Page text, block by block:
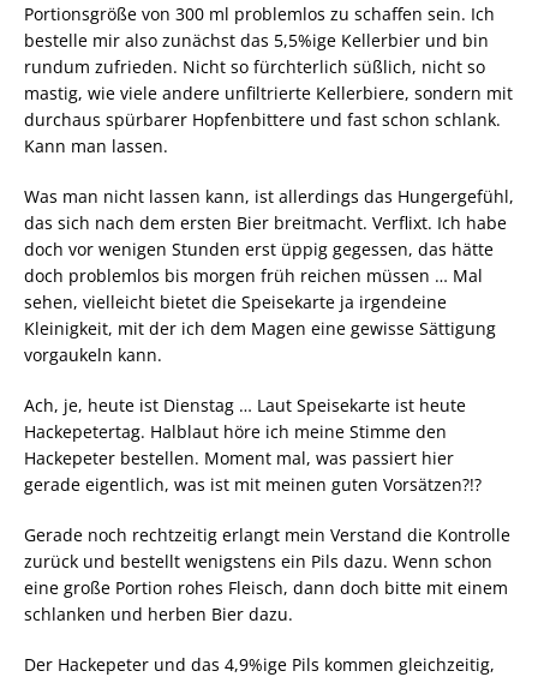
Portionsgröße von 300 ml problemlos zu schaffen sein. Ich
bestelle mir also zunächst das 5,5%ige Kellerbier und bin
rundum zufrieden. Nicht so fürchterlich süßlich, nicht so
mastig, wie viele andere unfiltrierte Kellerbiere, sondern mit
durchaus spürbarer Hopfenbittere und fast schon schlank.
Kann man lassen.
Was man nicht lassen kann, ist allerdings das Hungergefühl,
das sich nach dem ersten Bier breitmacht. Verflixt. Ich habe
doch vor wenigen Stunden erst üppig gegessen, das hätte
doch problemlos bis morgen früh reichen müssen … Mal
sehen, vielleicht bietet die Speisekarte ja irgendeine
Kleinigkeit, mit der ich dem Magen eine gewisse Sättigung
vorgaukeln kann.
Ach, je, heute ist Dienstag … Laut Speisekarte ist heute
Hackepetertag. Halblaut höre ich meine Stimme den
Hackepeter bestellen. Moment mal, was passiert hier
gerade eigentlich, was ist mit meinen guten Vorsätzen?!?
Gerade noch rechtzeitig erlangt mein Verstand die Kontrolle
zurück und bestellt wenigstens ein Pils dazu. Wenn schon
eine große Portion rohes Fleisch, dann doch bitte mit einem
schlanken und herben Bier dazu.
Der Hackepeter und das 4,9%ige Pils kommen gleichzeitig,